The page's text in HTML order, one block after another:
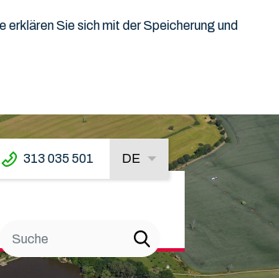
Sie sich mit der Speicherung und
313 035 501 DE